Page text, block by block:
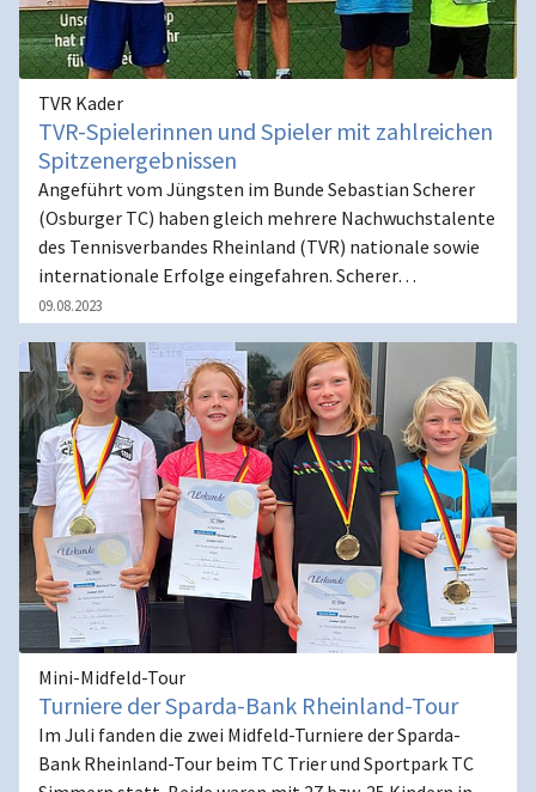
TVR Kader
TVR-Spielerinnen und Spieler mit zahlreichen
Spitzenergebnissen
Angeführt vom Jüngsten im Bunde Sebastian Scherer
(Osburger TC) haben gleich mehrere Nachwuchstalente
des Tennisverbandes Rheinland (TVR) nationale sowie
internationale Erfolge eingefahren. Scherer…
09.08.2023
Mini-Midfeld-Tour
Turniere der Sparda-Bank Rheinland-Tour
Im Juli fanden die zwei Midfeld-Turniere der Sparda-
Bank Rheinland-Tour beim TC Trier und Sportpark TC